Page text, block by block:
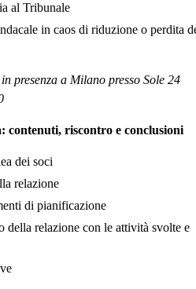
al Tribunale
in caos di riduzione o perdita
presenza a Milano presso Sole 24
contenuti, riscontro e conclusioni
dei soci
relazione
di pianificazione
della relazione con le attività svolte e